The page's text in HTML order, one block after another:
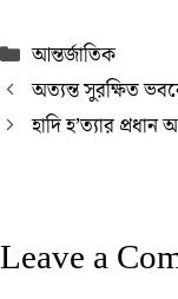
Categories
আন্তর্জাতিক
অত্যন্ত সুরক্ষিত
হাদি হ’ত্যার
Leave a